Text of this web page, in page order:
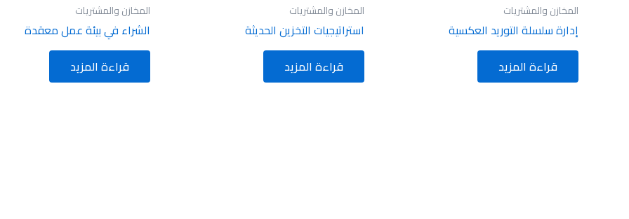
المخازن والمشتريات
إدارة سلسلة التوريد العكسية
قراءة المزيد
المخازن والمشتريات
استراتيجيات التخزين الحديثة
قراءة المزيد
المخازن والمشتريات
الشراء في بيئة عمل معقدة
قراءة المزيد